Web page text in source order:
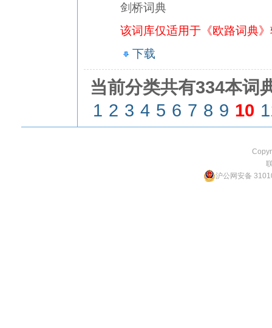
剑桥词典
该词库仅适用于《欧路词典
下载
当前分类共有334本词
1 2 3 4 5 6 7 8 9 10
沪公网安备